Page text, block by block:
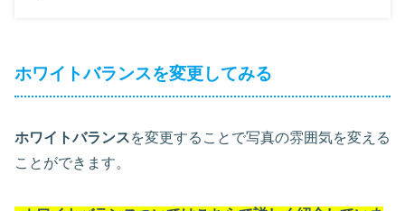
ホワイトバランスを変更してみる
ホワイトバランスを変更することで写真の雰囲気を変える
ことができます。